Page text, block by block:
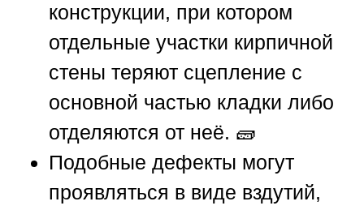
конструкции, при котором
отдельные участки кирпичной
стены теряют сцепление с
основной частью кладки либо
отделяются от неё. 🧱
Подобные дефекты могут
проявляться в виде вздутий,